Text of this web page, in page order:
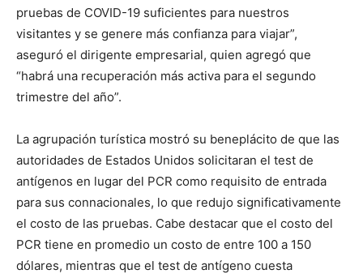
pruebas de COVID-19 suficientes para nuestros
visitantes y se genere más confianza para viajar”,
aseguró el dirigente empresarial, quien agregó que
“habrá una recuperación más activa para el segundo
trimestre del año”.
La agrupación turística mostró su beneplácito de que las
autoridades de Estados Unidos solicitaran el test de
antígenos en lugar del PCR como requisito de entrada
para sus connacionales, lo que redujo significativamente
el costo de las pruebas. Cabe destacar que el costo del
PCR tiene en promedio un costo de entre 100 a 150
dólares, mientras que el test de antígeno cuesta